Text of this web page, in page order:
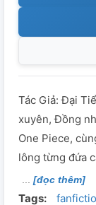
Tác Giả: Đại
xuyên, Đồng
One Piece,
lông từng đứa
[đọc thêm]
Tags: